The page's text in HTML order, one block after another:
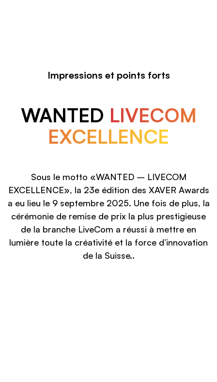
Impressions et points forts
WANTED LIVECOM
EXCELLENCE
Sous le motto «WANTED – LIVECOM
EXCELLENCE», la 23e édition des XAVER Awards
a eu lieu le 9 septembre 2025. Une fois de plus, la
cérémonie de remise de prix la plus prestigieuse
de la branche LiveCom a réussi à mettre en
lumière toute la créativité et la force d’innovation
de la Suisse..